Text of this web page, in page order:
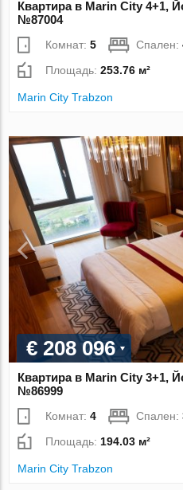
Квартира в Marin City 4+1,
№87004
Комнат:5 Спален:
Площадь:253.76 м²
Marin City Trabzon
€ 208 096
Квартира в Marin City 3+1,
№86999
Комнат:4 Спален:
Площадь: 194.03 м²
Marin City Trabzon